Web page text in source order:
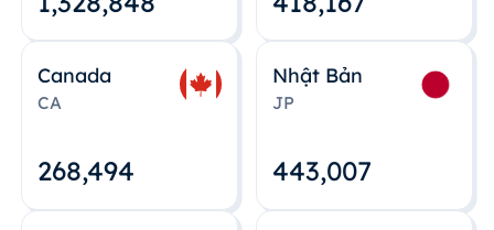
Canada
CA
268,495
Nhật Bản
JP
443,008